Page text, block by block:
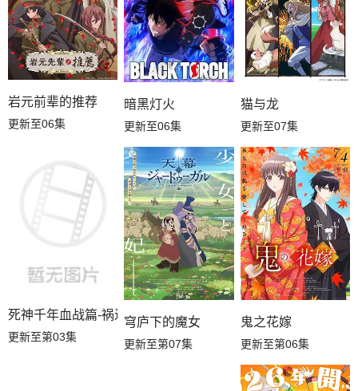
第02集 第01集
岩元前辈的推荐
更新至06集
暗黑灯火
更新至06集
猫与龙
更新至07集
死神千年血战篇-祸进谭-
更新至第03集
穹庐下的魔女
更新至第07集
鬼之花嫁
更新至第06集